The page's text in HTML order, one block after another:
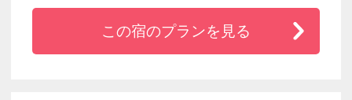
すように、この地を訪れるお客さま皆様をお迎
えしたいという想いから、
この宿のプランを見る